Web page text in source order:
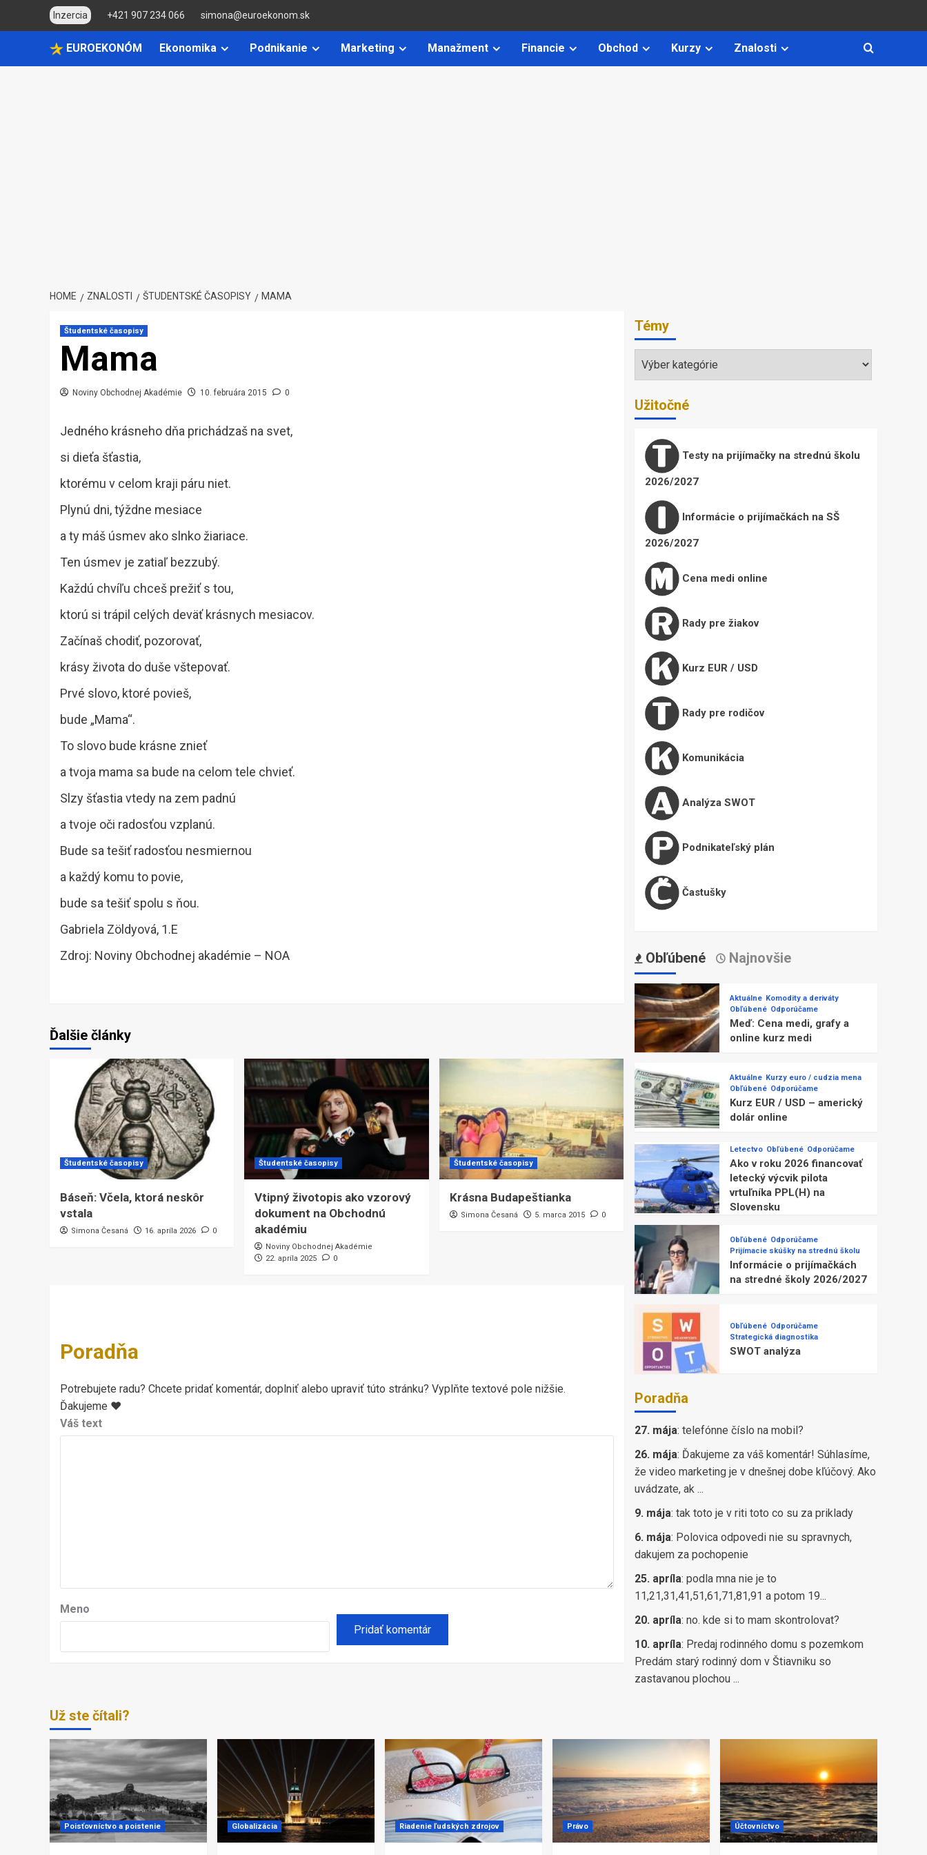
Inzercia +421 907 234 066 simona@euroekonom.sk
EUROEKONÓM Ekonomika Podnikanie Marketing Manažment Financie Obchod Kurzy Znalosti
HOME ZNALOSTI ŠTUDENTSKÉ ČASOPISY MAMA
Študentské časopisy
Mama
Noviny Obchodnej Akadémie 10. februára 2015 0
Jedného krásneho dňa prichádzaš na svet,
si dieťa šťastia,
ktorému v celom kraji páru niet.
Plynú dni, týždne mesiace
a ty máš úsmev ako slnko žiariace.
Ten úsmev je zatiaľ bezzubý.
Každú chvíľu chceš prežiť s tou,
ktorú si trápil celých deväť krásnych mesiacov.
Začínaš chodiť, pozorovať,
krásy života do duše vštepovať.
Prvé slovo, ktoré povieš,
bude „Mama“.
To slovo bude krásne znieť
a tvoja mama sa bude na celom tele chvieť.
Slzy šťastia vtedy na zem padnú
a tvoje oči radosťou vzplanú.
Bude sa tešiť radosťou nesmiernou
a každý komu to povie,
bude sa tešiť spolu s ňou.
Gabriela Zöldyová, 1.E
Zdroj: Noviny Obchodnej akadémie – NOA
Ďalšie články
Študentské časopisy
Báseň: Včela, ktorá neskôr
vstala
Simona Česaná 16. apríla 2026 0
Študentské časopisy
Vtipný životopis ako vzorový
dokument na Obchodnú
akadémiu
Noviny Obchodnej Akadémie
22. apríla 2025
0
Študentské časopisy
Krásna Budapeštianka
Simona Česaná 5. marca 2015 0
Poradňa
Potrebujete radu? Chcete pridať komentár, doplniť alebo upraviť túto stránku? Vyplňte textové pole nižšie.
Ďakujeme ♥
Váš text
Meno
Témy
Témy
Užitočné
Testy na prijímačky na strednú školu
2026/2027
Informácie o prijímačkách na SŠ
2026/2027
Cena medi online
Rady pre žiakov
Kurz EUR / USD
Rady pre rodičov
Komunikácia
Analýza SWOT
Podnikateľský plán
Častušky
Obľúbené Najnovšie
Aktuálne Komodity a deriváty
Obľúbené Odporúčame
Meď: Cena medi, grafy a
online kurz medi
Aktuálne Kurzy euro / cudzia mena
Obľúbené Odporúčame
Kurz EUR / USD – americký
dolár online
Letectvo Obľúbené Odporúčame
Ako v roku 2026 financovať
letecký výcvik pilota
vrtuľníka PPL(H) na
Slovensku
Obľúbené Odporúčame
Prijímacie skúšky na strednú školu
Informácie o prijímačkách
na stredné školy 2026/2027
Obľúbené Odporúčame
Strategická diagnostika
SWOT analýza
Poradňa
27. mája: telefónne číslo na mobil?
26. mája: Ďakujeme za váš komentár! Súhlasíme,
že video marketing je v dnešnej dobe kľúčový. Ako
uvádzate, ak ...
9. mája: tak toto je v riti toto co su za priklady
6. mája: Polovica odpovedi nie su spravnych,
dakujem za pochopenie
25. apríla: podla mna nie je to
11,21,31,41,51,61,71,81,91 a potom 19...
20. apríla: no. kde si to mam skontrolovat?
10. apríla: Predaj rodinného domu s pozemkom
Predám starý rodinný dom v Štiavniku so
zastavanou plochou ...
Už ste čítali?
Poisťovníctvo a poistenie Globalizácia Riadenie ľudských zdrojov Právo Účtovníctvo